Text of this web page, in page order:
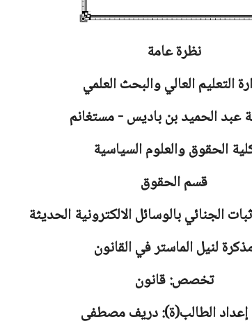
نظرة عامة
التعليم العالي والبحث العلمي
عبد الحميد بن باديس - مستغانم
الحقوق والعلوم السياسية
قسم الحقوق
الجنائي بالوسائل الالكترونية الحديثة
لنيل الماستر في القانون
تخصص: قانون
الطالب(ة): دريف مصطفى